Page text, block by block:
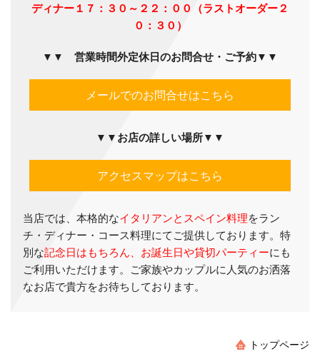
ディナー１７：３０～２２：００（ラストオーダー２
０：３０）
▼▼ 営業時間外定休日のお問合せ・ご予約▼▼
メールでのお問合せはこちら
▼▼ お店の詳しい場所▼▼
アクセスマップはこちら
当店では、本格的なイタリアンとスペイン料理をラン
チ・ディナー・コース料理にてご提供しております。特
別な記念日はもちろん、お誕生日や貸切パーティーにも
ご利用いただけます。ご家族やカップルに人気のお洒落
なお店で貴方をお待ちしております。
トップページ